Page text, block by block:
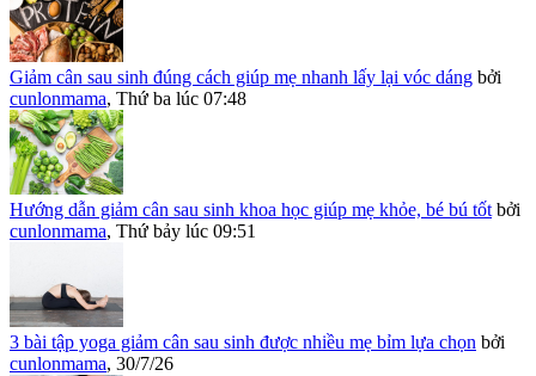
Giảm cân sau sinh đúng cách giúp mẹ nhanh lấy lại vóc dáng bởi
cunlonmama, Thứ ba lúc 07:48
Hướng dẫn giảm cân sau sinh khoa học giúp mẹ khỏe, bé bú tốt bởi
cunlonmama, Thứ bảy lúc 09:51
3 bài tập yoga giảm cân sau sinh được nhiều mẹ bỉm lựa chọn bởi
cunlonmama, 30/7/26